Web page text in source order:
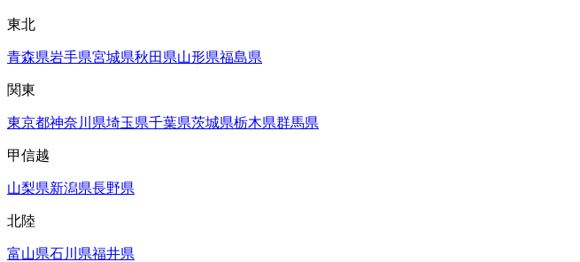
東北
青森県岩手県宮城県秋田県山形県福島県
関東
東京都神奈川県埼玉県千葉県茨城県栃木県群馬県
甲信越
山梨県新潟県長野県
北陸
富山県石川県福井県